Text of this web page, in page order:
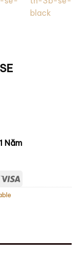
Năm